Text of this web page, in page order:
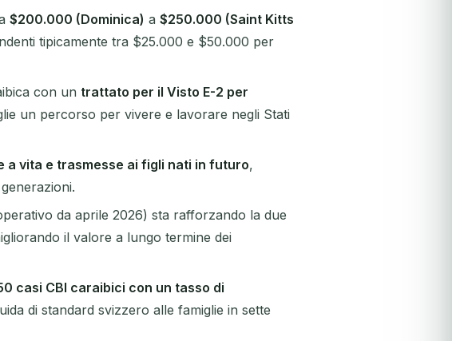
$200.000 (Dominica) a $250.000 (Saint Kitts
tipicamente tra $25.000 e $50.000 per
con un trattato per il Visto E-2 per
un percorso per vivere e lavorare negli Stati
a vita e trasmesse ai figli nati in futuro,
da aprile 2026) sta rafforzando la due
il valore a lungo termine dei
casi CBI caraibici con un tasso di
di standard svizzero alle famiglie in sette